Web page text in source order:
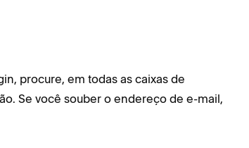
procure, em todas as caixas de
Se você souber o endereço de e-mail,